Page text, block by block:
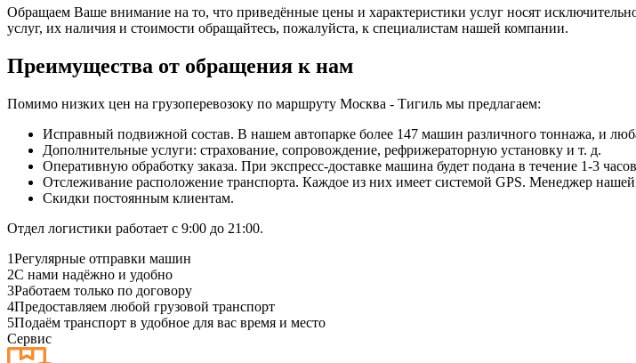
Обращаем Ваше внимание на то, что приведённые цены и характеристики услуг носят
услуг, их наличия и стоимости обращайтесь, пожалуйста, к специалистам нашей компании.
Преимущества от обращения к нам
Помимо низких цен на грузоперевозоку по маршруту Москва - Тигиль мы предлагаем:
Исправный подвижной состав. В нашем автопарке более 147 машин различного тоннажа, и
Дополнительные услуги: страхование, сопровождение, рефрижераторную установку и т. д.
Оперативную обработку заказа. При экспресс-доставке машина будет подана в течение 1-3
Отслеживание расположение транспорта. Каждое из них имеет системой GPS. Менеджер
Скидки постоянным клиентам.
Отдел логистики работает с 9:00 до 21:00.
1Регулярные отправки машин
2С нами надёжно и удобно
3Работаем только по договору
4Предоставляем любой грузовой транспорт
5Подаём транспорт в удобное для вас время и место
Сервис